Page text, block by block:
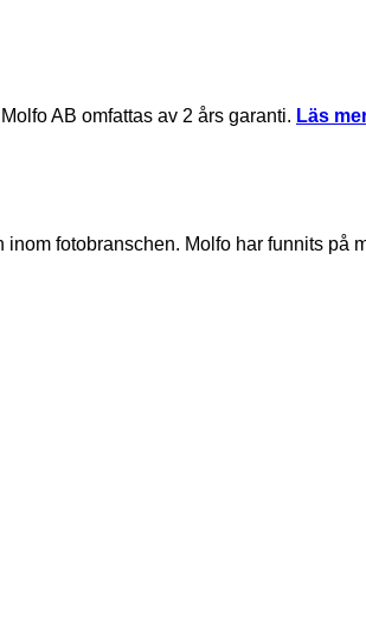
AB omfattas av 2 års garanti. Läs
inom fotobranschen. Molfo har funnits på